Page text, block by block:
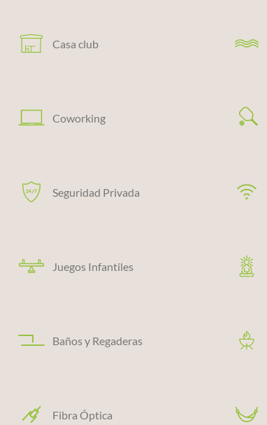
Casa club
Coworking
Seguridad Privada
Juegos Infantiles
Baños y Regaderas
Fibra Óptica